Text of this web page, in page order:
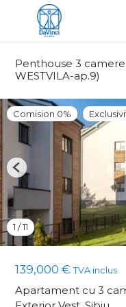
Penthouse 3
WESTVILA-ap.9)
139,000 € TVA inclus
Apartament cu 3
Comision 0%
1 /11
Previous